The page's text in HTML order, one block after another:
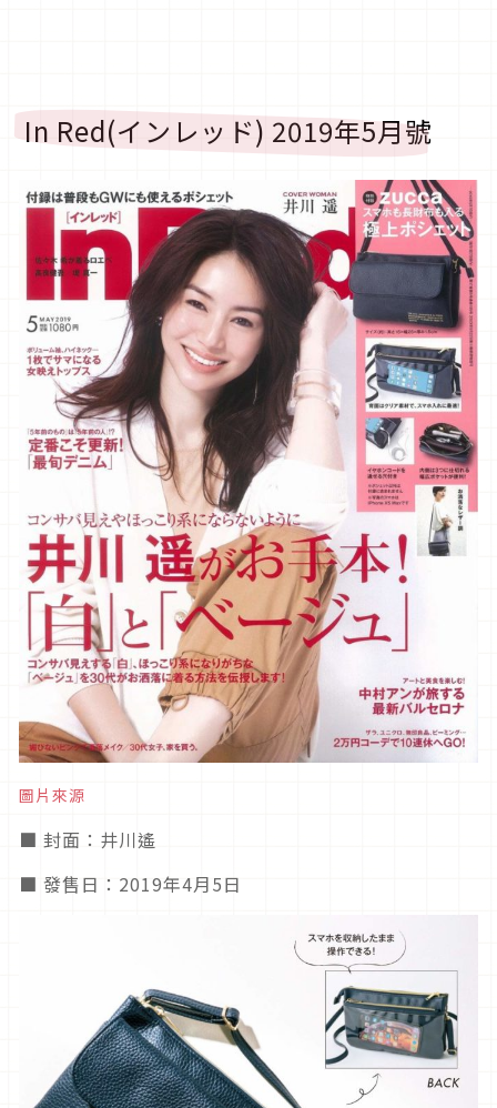
In Red(インレッド) 2019年5月號
圖片來源
■ 封面：井川遙
■ 發售日：2019年4月5日